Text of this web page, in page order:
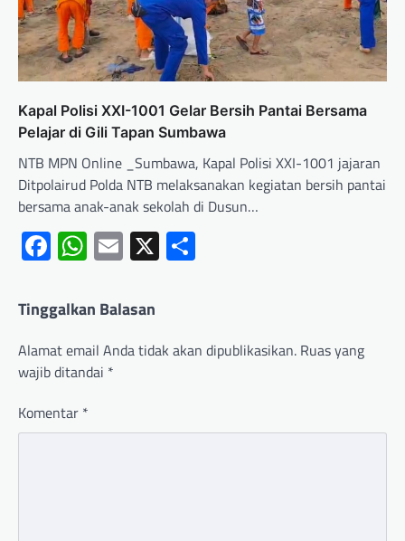
Kapal Polisi XXI-1001 Gelar Bersih Pantai Bersama
Pelajar di Gili Tapan Sumbawa
NTB MPN Online _Sumbawa, Kapal Polisi XXI-1001 jajaran
Ditpolairud Polda NTB melaksanakan kegiatan bersih pantai
bersama anak-anak sekolah di Dusun…
Facebook
WhatsApp
Email
X
Tinggalkan Balasan
Alamat email Anda tidak akan dipublikasikan. Ruas yang
wajib ditandai *
Komentar *